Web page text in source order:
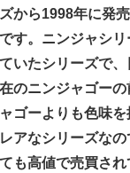
から1998年に発
す。ニンジャシ
いたシリーズで
のニンジャゴー
ゴーよりも色味
アなシリーズな
も高値で売買され